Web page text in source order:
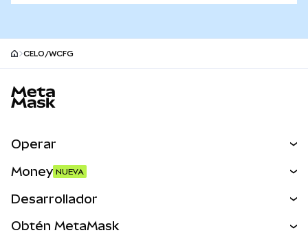
CELO/WCFG
Operar
Activos del mundo real
Money NUEVA
Desarrollador
Obtén MetaMask